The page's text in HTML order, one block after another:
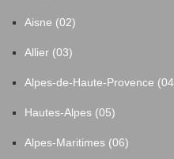
Aisne (02)
Allier (03)
Alpes-de-Haute-Provence
Hautes-Alpes (05)
Alpes-Maritimes (06)